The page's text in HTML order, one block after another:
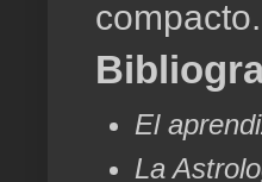
compacto.
El
La